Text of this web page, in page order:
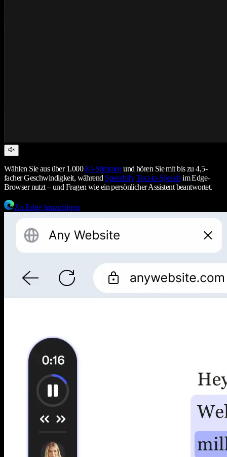
Wählen Sie aus über 1.000KI-Stimmen und hören Sie mit bis zu 4,5-
facher Geschwindigkeit, während Speechify Text-to-Speech im Edge-
Browser nutzt – und Fragen wie ein persönlicher Assistent beantwortet.
Zu Edge hinzufügen